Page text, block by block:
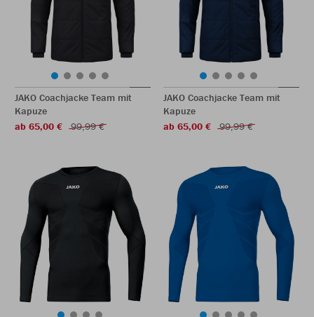
JAKO Coachjacke Team mit
Kapuze
ab 65,00 €
99,99 €
JAKO Coachjacke Team mit
Kapuze
ab 65,00 €
99,99 €